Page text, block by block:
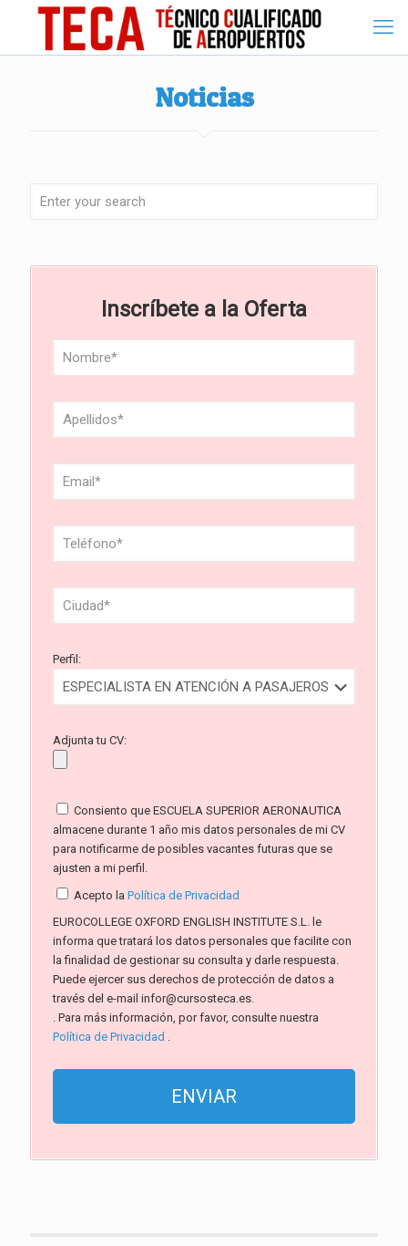
Noticias
Inscríbete a la Oferta
Perfil:
Adjunta tu CV:
Consiento que ESCUELA SUPERIOR AERONAUTICA
almacene durante 1 año mis datos personales de mi CV
para notificarme de posibles vacantes futuras que se
ajusten a mi perfil.
Acepto la Política de Privacidad
EUROCOLLEGE OXFORD ENGLISH INSTITUTE S.L. le
informa que tratará los datos personales que facilite con
la finalidad de gestionar su consulta y darle respuesta.
Puede ejercer sus derechos de protección de datos a
través del e-mail infor@cursosteca.es.
. Para más información, por favor, consulte nuestra
Política de Privacidad .